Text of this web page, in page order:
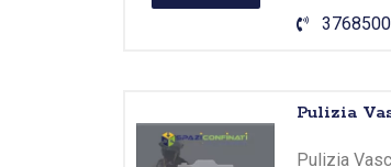
Pulizia
Pulizia